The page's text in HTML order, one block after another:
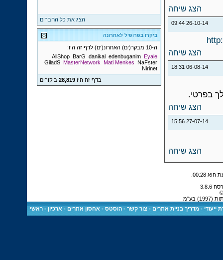
הצג שיחה
26-10-14
09:44
הצג שיחה
06-08-14
18:31
הצג שיחה
27-07-14
15:56
הצג שיחה
הצג את כל החברים
ביקרו בפרופיל לאחרונה
ה-10 מבקר(ים) האחרונ(ים) לדף זה היו:
AllShop BarG danikal edenbuganim Eyale
GiladS MasterNetwork Mati Menkes NaFster
Nirinet
בדף זה היו28,819 ביקורים
00:28
בע"מ
ייעודי -מדריך בניית אתרים -צור קשר -הוסטס - אחסון אתרים - ארכיון -ראשי